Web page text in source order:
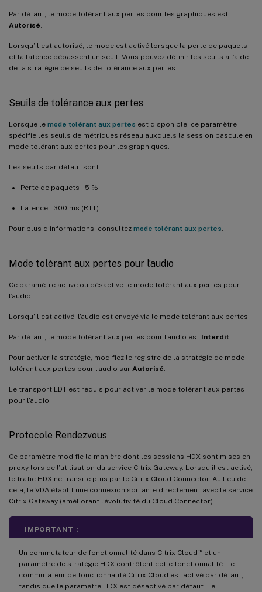
Par défaut, le mode tolérant aux pertes pour les graphiques est
Autorisé
Lorsqu’il est autorisé, le mode est activé lorsque la perte de paquets
et la latence dépassent un seuil. Vous pouvez définir les seuils à l’aide
de la stratégie de seuils de tolérance aux pertes.
Seuils de tolérance aux pertes
Lorsque le mode tolérant aux pertes est disponible, ce paramètre
spécifie les seuils de métriques réseau auxquels la session bascule en
mode tolérant aux pertes pour les graphiques.
Les seuils par défaut sont :
Perte de paquets : 5 %
Latence : 300 ms (RTT)
Pour plus d’informations, consultez mode tolérant aux pertes
Mode tolérant aux pertes pour l’audio
Ce paramètre active ou désactive le mode tolérant aux pertes pour
l’audio.
Lorsqu’il est activé, l’audio est envoyé via le mode tolérant aux pertes.
Par défaut, le mode tolérant aux pertes pour l’audio est Interdit
Pour activer la stratégie, modifiez le registre de la stratégie de mode
tolérant aux pertes pour l’audio sur Autorisé
Le transport EDT est requis pour activer le mode tolérant aux pertes
pour l’audio.
Protocole Rendezvous
Ce paramètre modifie la manière dont les sessions HDX sont mises en
proxy lors de l’utilisation du service Citrix Gateway. Lorsqu’il est activé,
le trafic HDX ne transite plus par le Citrix Cloud Connector. Au lieu de
cela, le VDA établit une connexion sortante directement avec le service
Citrix Gateway (améliorant l’évolutivité du Cloud Connector).
IMPORTANT :
Un commutateur de fonctionnalité dans Citrix Cloud ™et un
paramètre de stratégie HDX contrôlent cette fonctionnalité. Le
commutateur de fonctionnalité Citrix Cloud est activé par défaut,
tandis que le paramètre HDX est désactivé par défaut. Le